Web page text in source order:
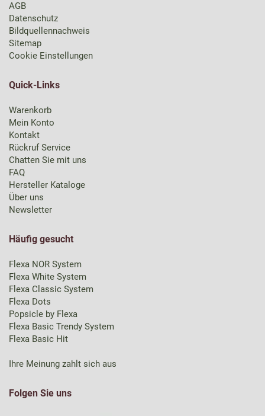
AGB
Datenschutz
Bildquellennachweis
Sitemap
Cookie Einstellungen
Quick-Links
Warenkorb
Mein Konto
Kontakt
Rückruf Service
Chatten Sie mit uns
FAQ
Hersteller Kataloge
Über uns
Newsletter
Häufig gesucht
Flexa NOR System
Flexa White System
Flexa Classic System
Flexa Dots
Popsicle by Flexa
Flexa Basic Trendy System
Flexa Basic Hit
Ihre Meinung zahlt sich aus
Folgen Sie uns